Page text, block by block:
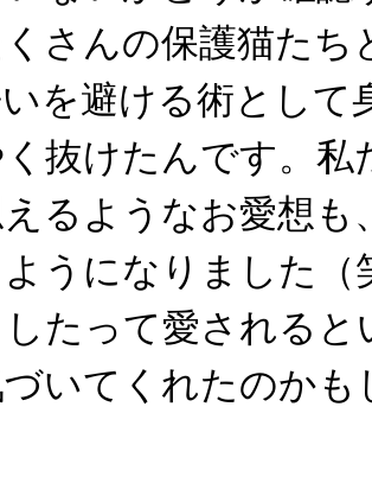
さんの保護猫たち
を避ける術として
抜けたんです。私
るようなお愛想
うになりました（
たって愛される
いてくれたのかも